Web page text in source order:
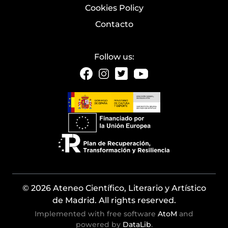
Cookies Policy
Contacto
Follow us:
© 2026 Ateneo Científico, Literario y Artístico
de Madrid. All rights reserved.
Implemented with free software AtoM and
powered by DataLib.